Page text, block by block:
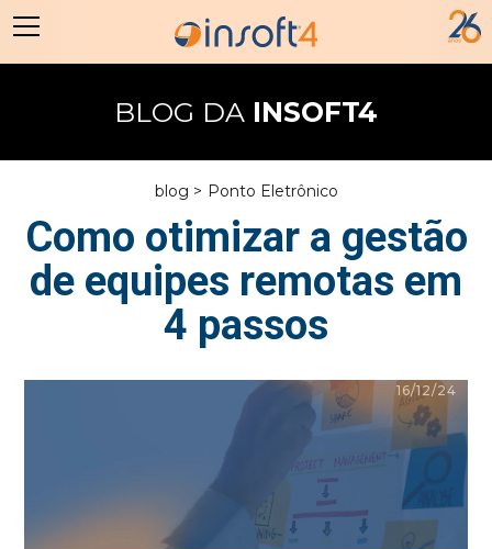
BLOG DAINSOFT4
blog > Ponto Eletrônico
Como otimizar a gestão
de equipes remotas em
4 passos
16/12/24